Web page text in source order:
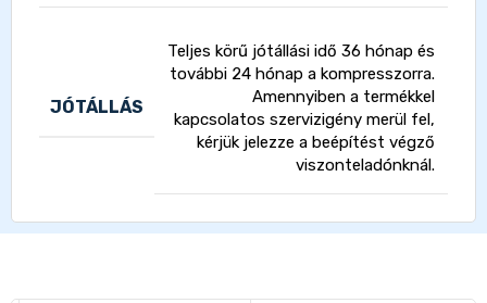
JÓTÁLLÁS
Teljes körű jótállási idő 36 hónap és
további 24 hónap a kompresszorra.
Amennyiben a termékkel
kapcsolatos szervizigény merül fel,
kérjük jelezze a beépítést végző
viszonteladónknál.